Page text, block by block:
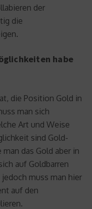
der
die
habe
die Position Gold in
man sich
Art und Weise
sind Gold-
das Gold aber in
auf Goldbarren
muss man hier
auf den